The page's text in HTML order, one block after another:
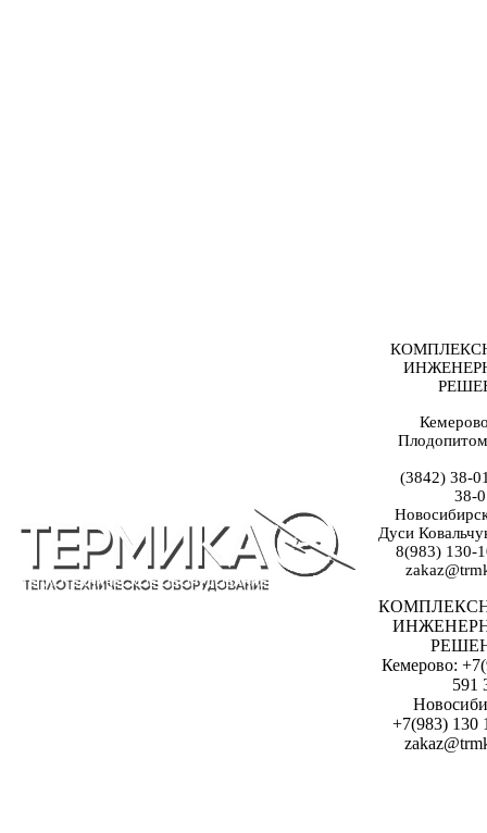
(3842) 38-
38-
Дуси
8(983) 130-
Кемерово:
591
+7(983) 130